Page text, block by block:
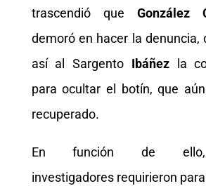
trascendió queGonzález
demoró en hacer la denuncia,
así al Sargento Ibáñez
la
para ocultar el botín, que
recuperado.
En función de
investigadores requirieron